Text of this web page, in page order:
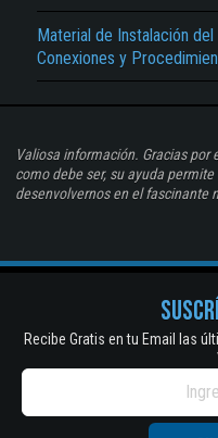
Material de Instalación
Conexiones y
Valiosa información. Gracias por
como debe ser, su ayuda
desenvolvernos en el fascinante
Recibe Gratis en tu Email las